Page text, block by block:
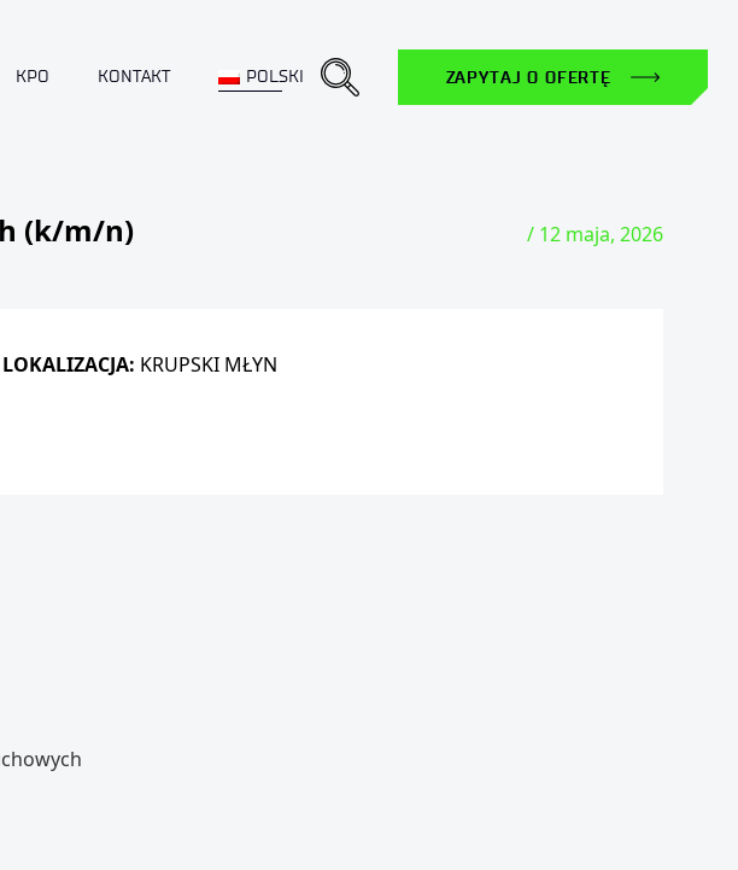
KPO KONTAKT POLSKI ZAPYTAJ O OFERTĘ
(k/m/n) / 12 maja, 2026
LOKALIZACJA: KRUPSKI MŁYN